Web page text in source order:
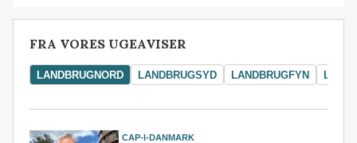
FRA VORES UGEAVISER
LANDBRUGNORD LANDBRUGSYD LANDBRUGFYN
CAP-I-DANMARK